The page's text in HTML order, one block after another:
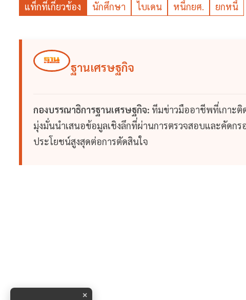
แท็กที่เกี่ยวข้อง นักศึกษา ไบเดน หนี้กยศ. ยกหนี้
ฐานเศรษฐกิจ
กองบรรณาธิการฐานเศรษฐกิจ: ทีมข่าวมืออาชีพที่เกาะติ
มุ่งมั่นนำเสนอข้อมูลเชิงลึกที่ผ่านการตรวจสอบและคัดก
ประโยชน์สูงสุดต่อการตัดสินใจ
×